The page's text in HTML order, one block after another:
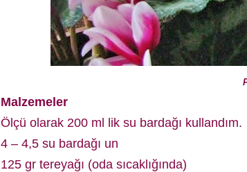
Malzemeler
Ölçü olarak 200 ml lik su bardağı kullandım.
4 – 4,5 su bardağı un
125 gr tereyağı (oda sıcaklığında)